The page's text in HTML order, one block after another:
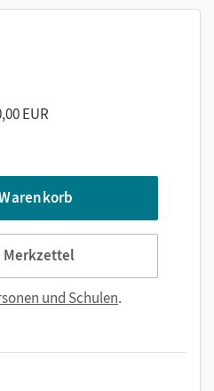
EUR
Merkzettel
und Schulen.